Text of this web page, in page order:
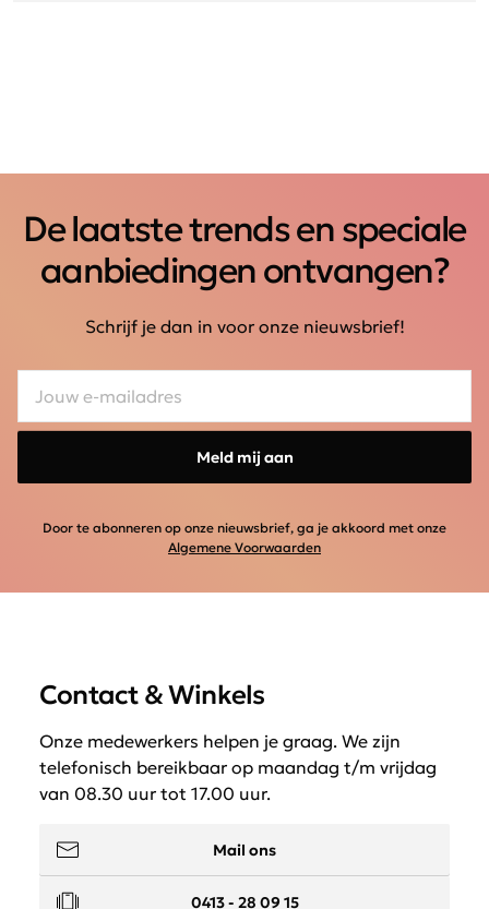
De laatste trends en speciale
aanbiedingen ontvangen?
Schrijf je dan in voor onze nieuwsbrief!
Meld mij aan
Door te abonneren op onze nieuwsbrief, ga je akkoord met onze
Algemene Voorwaarden
Contact & Winkels
Onze medewerkers helpen je graag. We zijn
telefonisch bereikbaar op maandag t/m vrijdag
van 08.30 uur tot 17.00 uur.
Mail ons
0413 - 28 09 15